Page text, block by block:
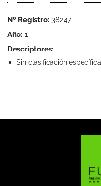
Nº Registro: 38247
Año: 1
Descriptores:
Sin clasificación específica